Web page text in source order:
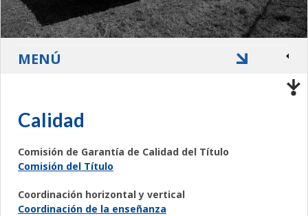
Calidad
Comisión de Garantía de Calidad del Título
Comisión del Título
Coordinación horizontal y vertical
Coordinación de la enseñanza
MENÚ